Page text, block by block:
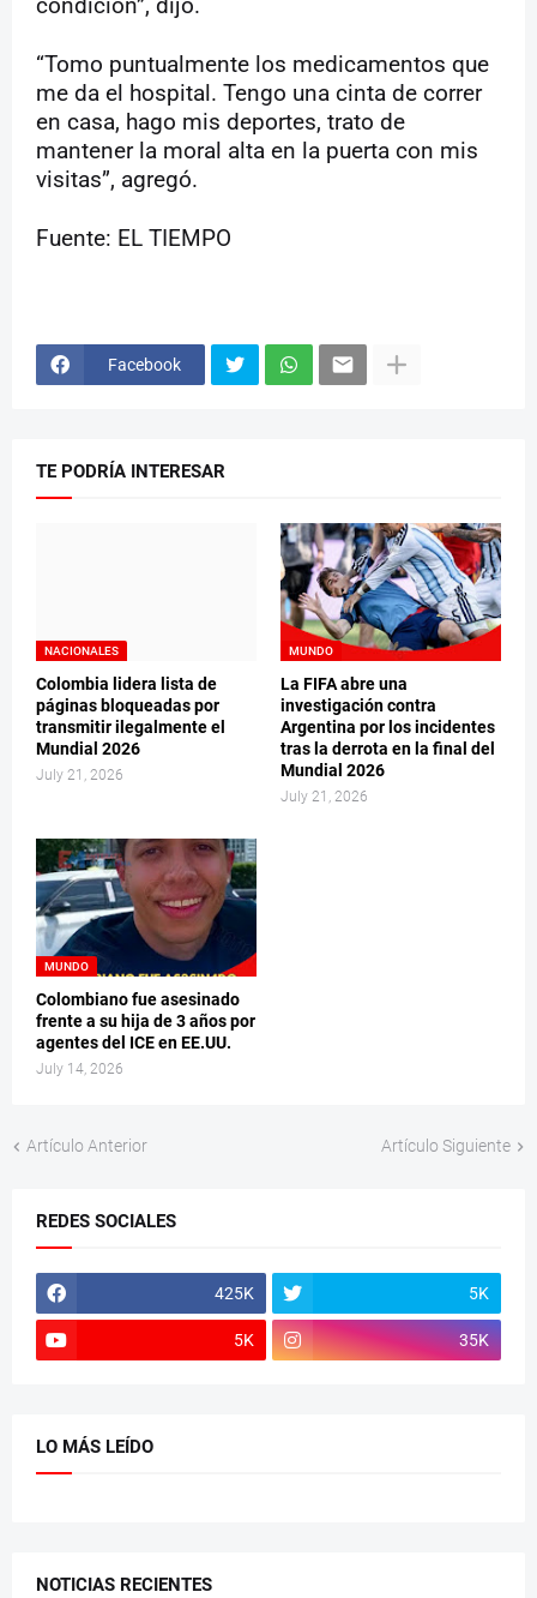
condición”, dijo.
“Tomo puntualmente los medicamentos que
me da el hospital. Tengo una cinta de correr
en casa, hago mis deportes, trato de
mantener la moral alta en la puerta con mis
visitas”, agregó.
Fuente: EL TIEMPO
Facebook
TE PODRÍA INTERESAR
NACIONALES
Colombia lidera lista de
páginas bloqueadas por
transmitir ilegalmente el
Mundial 2026
July 21, 2026
MUNDO
La FIFA abre una
investigación contra
Argentina por los incidentes
tras la derrota en la final del
Mundial 2026
July 21, 2026
MUNDO
Colombiano fue asesinado
frente a su hija de 3 años por
agentes del ICE en EE.UU.
July 14, 2026
Artículo Anterior Artículo Siguiente
REDES SOCIALES
425K 5K
5K 35K
LO MÁS LEÍDO
NOTICIAS RECIENTES